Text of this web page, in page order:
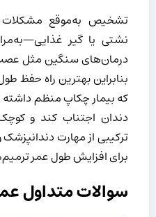
تشخیص به‌موقع
نشتی یا گیر
درمان‌های سنگین مثل
بنابراین بهترین راه حفظ
که بیمار چکاپ منظم
دندان اجتناب کند و
ترکیبی از مهارت
برای افزایش طول عمر
سوالات متداول